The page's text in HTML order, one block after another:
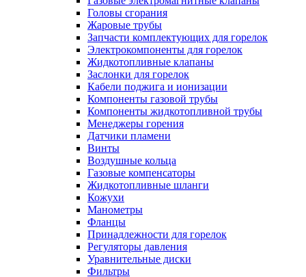
Головы сгорания
Жаровые трубы
Запчасти комплектующих для горелок
Электрокомпоненты для горелок
Жидкотопливные клапаны
Заслонки для горелок
Кабели поджига и ионизации
Компоненты газовой трубы
Компоненты жидкотопливной трубы
Менеджеры горения
Датчики пламени
Винты
Воздушные кольца
Газовые компенсаторы
Жидкотопливные шланги
Кожухи
Манометры
Фланцы
Принадлежности для горелок
Регуляторы давления
Уравнительные диски
Фильтры